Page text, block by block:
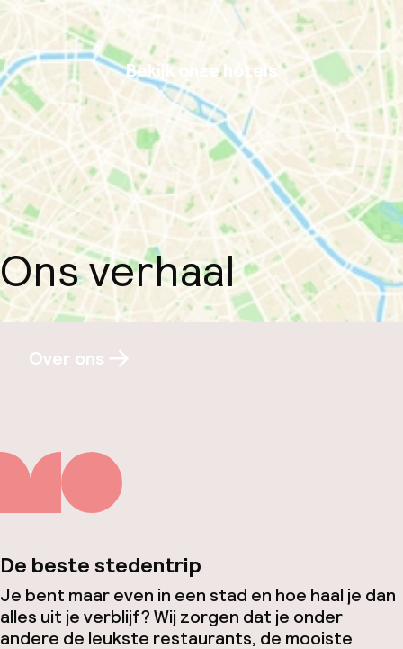
Bekijk onze hotels
Ons verhaal
Over ons
De beste stedentrip
Je bent maar even in een stad en hoe haal je dan
alles uit je verblijf? Wij zorgen dat je onder
andere de leukste restaurants, de mooiste